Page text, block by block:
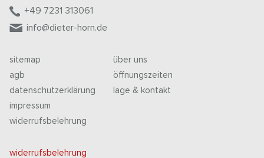
+49 7231 313061
info@dieter-horn.de
sitemap
agb
datenschutzerklärung
impressum
widerrufsbelehrung
über uns
öffnungszeiten
lage & kontakt
widerrufsbelehrung